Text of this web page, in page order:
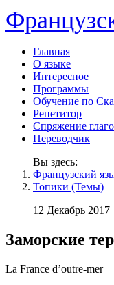
Главная
О языке
Интересное
Программы
Обучение по
Репетитор
Спряжение
Переводчик
Вы здесь:
Французский
Топики (Темы)
12 Декабрь 2017
Заморские
La France d’outre-mer